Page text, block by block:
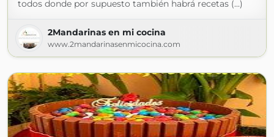
todos donde por supuesto también habrá recetas (...)
2Mandarinas en mi cocina
www.2mandarinasenmicocina.com